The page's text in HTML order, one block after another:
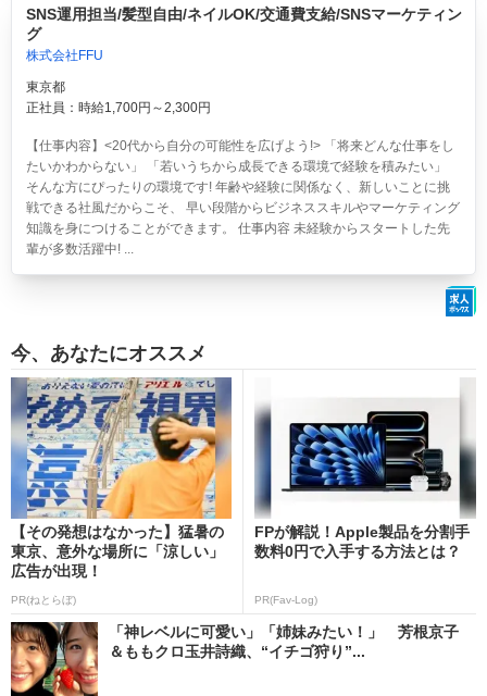
SNS運用担当/髪型自由/ネイルOK/交通費支給/SNSマーケティン
グ
株式会社FFU
東京都
正社員：時給1,700円～2,300円
【仕事内容】<20代から自分の可能性を広げよう!> 「将来どんな仕事をし
たいかわからない」 「若いうちから成長できる環境で経験を積みたい」
そんな方にぴったりの環境です! 年齢や経験に関係なく、新しいことに挑
戦できる社風だからこそ、 早い段階からビジネススキルやマーケティング
知識を身につけることができます。 仕事内容 未経験からスタートした先
輩が多数活躍中! ...
今、あなたにオススメ
【その発想はなかった】猛暑の
東京、意外な場所に「涼しい」
広告が出現！
PR(ねとらぼ)
FPが解説！Apple製品を分割手
数料0円で入手する方法とは？
PR(Fav-Log)
「神レベルに可愛い」「姉妹みたい！」 芳根京子
＆ももクロ玉井詩織、“イチゴ狩り”...